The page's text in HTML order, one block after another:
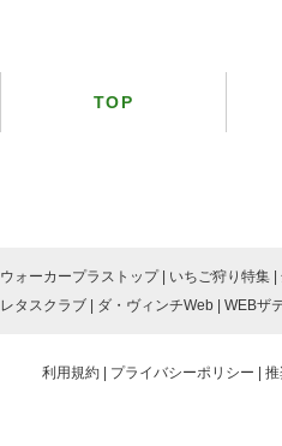
TOP
ウォーカープラストップ いちご狩り特集
レタスクラブ
ダ・ヴィンチWeb WEBザ
利用規約 プライバシーポリシー